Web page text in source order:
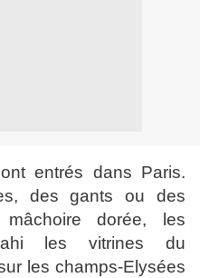
entrés dans Paris.
des gants ou des
dorée, les
les vitrines du
les champs-Elysées